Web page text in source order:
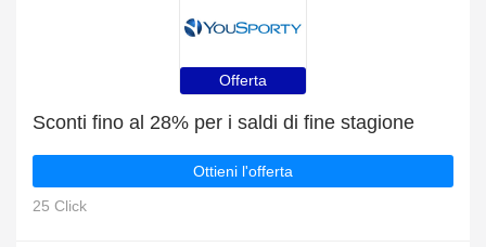
Offerta
Sconti fino al 28% per i saldi di fine stagione
Ottieni l'offerta
25 Click